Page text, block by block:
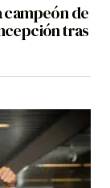
campeón de
tras